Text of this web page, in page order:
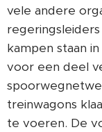
vele andere
kampen staan
voor een deel
treinwagons
te voeren. De